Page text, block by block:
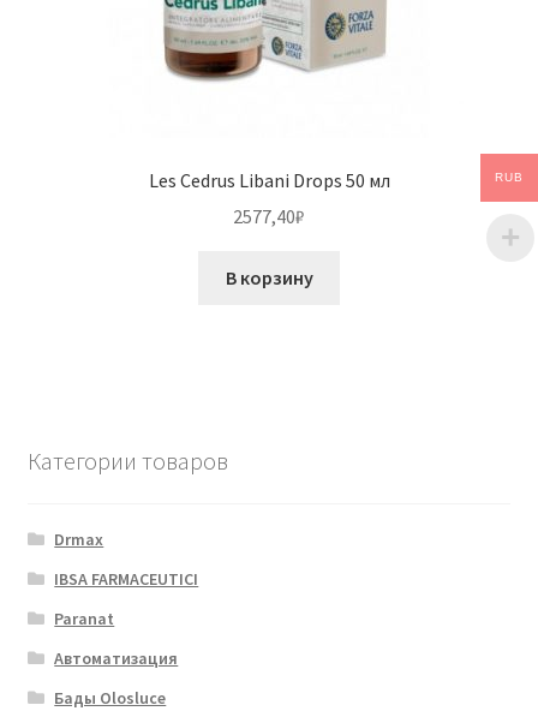
Les Cedrus Libani Drops 50 мл
2577,40₽
В корзину
Категории товаров
Drmax
IBSA FARMACEUTICI
Paranat
Автоматизация
Бады Olosluce
RUB